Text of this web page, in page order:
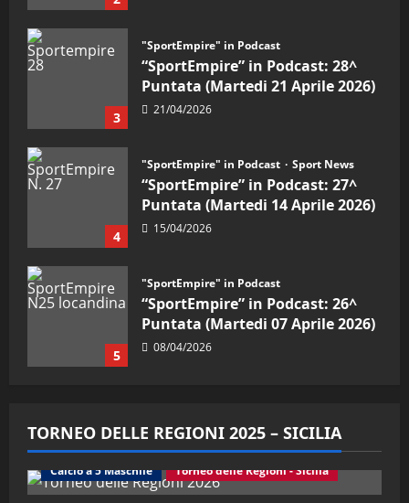
4
"SportEmpire" in Podcast
“SportEmpire” in Podcast: 27^
Puntata (Martedi 14 Aprile 2026)
15/04/2026
5
"SportEmpire" in Podcast
“SportEmpire” in Podcast: 26^
Puntata (Martedi 07 Aprile 2026)
08/04/2026
1
“SportEmpire” in Podcast: 30^
Puntata (Martedi 05 Maggio
2026)
2
“SportEmpire” in Podcast: 29^
Puntata (Martedi 28 Aprile 2026)
TORNEO DELLE REGIONI 2025 – SICILIA
Calcio a 5 Maschile Torneo delle Regioni - Sicilia